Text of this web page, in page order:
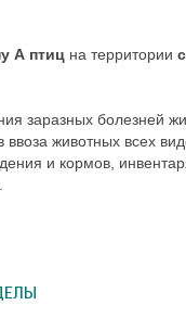
А птиц на территории
заразных болезней
животных всех
и кормов,